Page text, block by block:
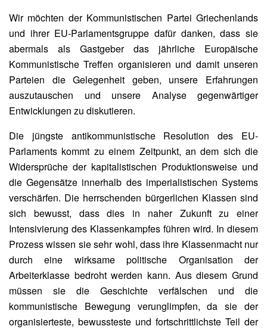
Wir möchten der Kommunistischen Partei Griechenlands
und ihrer EU-Parlamentsgruppe dafür danken, dass sie
abermals als Gastgeber das jährliche Europäische
Kommunistische Treffen organisieren und damit unseren
Parteien die Gelegenheit geben, unsere Erfahrungen
auszutauschen und unsere Analyse gegenwärtiger
Entwicklungen zu diskutieren.
Die jüngste antikommunistische Resolution des EU-
Parlaments kommt zu einem Zeitpunkt, an dem sich die
Widersprüche der kapitalistischen Produktionsweise und
die Gegensätze innerhalb des imperialistischen Systems
verschärfen. Die herrschenden bürgerlichen Klassen sind
sich bewusst, dass dies in naher Zukunft zu einer
Intensivierung des Klassenkampfes führen wird. In diesem
Prozess wissen sie sehr wohl, dass ihre Klassenmacht nur
durch eine wirksame politische Organisation der
Arbeiterklasse bedroht werden kann. Aus diesem Grund
müssen sie die Geschichte verfälschen und die
kommunistische Bewegung verunglimpfen, da sie der
organisierteste, bewussteste und fortschrittlichste Teil der